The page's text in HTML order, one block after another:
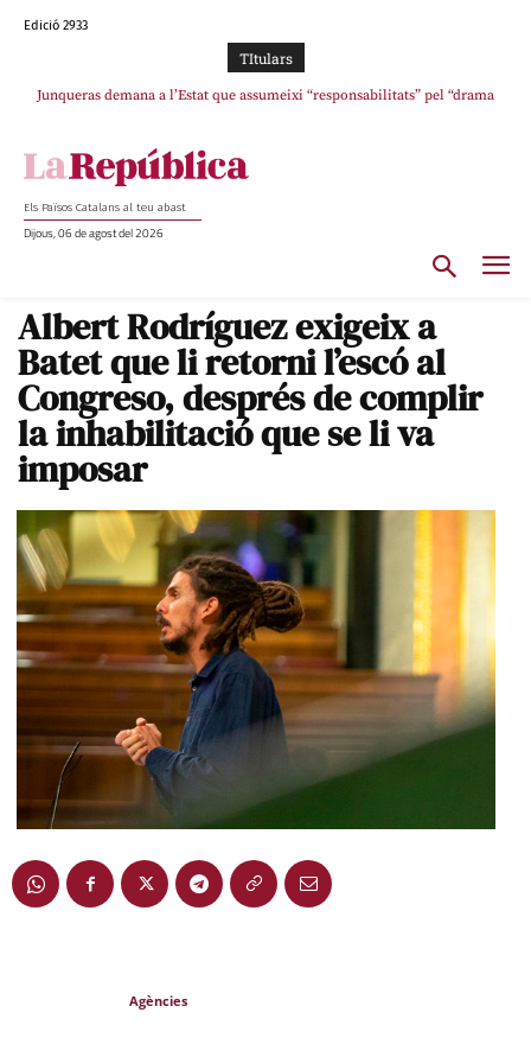
Edició 2933
TItulars
L’abandonament de les seleccions catalanes per part de la UFEC
Els Països Catalans al teu abast
Dijous, 06 de agost del 2026
Albert Rodríguez exigeix a
Batet que li retorni l’escó al
Congreso, després de complir
la inhabilitació que se li va
imposar
Agències